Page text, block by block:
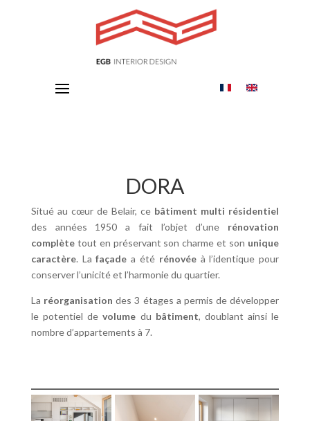
DORA
Situé au cœur de Belair, ce bâtiment multi résidentiel
des années 1950 a fait l’objet d’une rénovation
complètetout en préservant son charme et son unique
caractère. Lafaçade a été rénovéeà l’identique pour
conserver l’unicité et l’harmonie du quartier.
La réorganisation des 3 étages a permis de développer
le potentiel de volume du bâtiment, doublant ainsi le
nombre d’appartements à 7.